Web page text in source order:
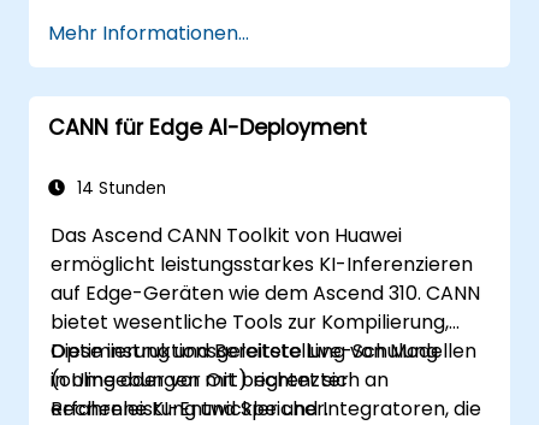
Mehr Informationen...
CANN für Edge AI-Deployment
14 Stunden
Das Ascend CANN Toolkit von Huawei
ermöglicht leistungsstarkes KI-Inferenzieren
auf Edge-Geräten wie dem Ascend 310. CANN
bietet wesentliche Tools zur Kompilierung,
Optimierung und Bereitstellung von Modellen
in Umgebungen mit begrenzter
Rechenleistung und Speicher.
Diese instruktionsgeleitete Live-Schulung
(online oder vor Ort) richtet sich an
erfahrene KI-Entwickler und Integratoren, die